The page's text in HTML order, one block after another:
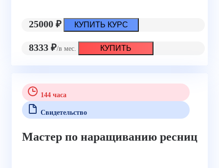
25000 ₽ КУПИТЬ КУРС
8333 ₽/в мес. КУПИТЬ
144 часа
Свидетельство
Мастер по наращиванию ресниц